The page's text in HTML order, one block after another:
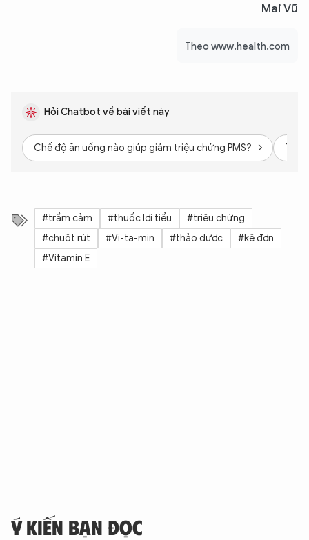
Mai Vũ
Theo www.health.com
Hỏi Chatbot về bài viết này
Chế độ ăn uống nào giúp giảm triệu chứng PMS? Tập
#trầm cảm #thuốc lợi tiểu
#triệu chứng
#chuột rút
#Vi-ta-min #thảo dược
#kê đơn
#Vitamin E
Ý KIẾN BẠN ĐỌC